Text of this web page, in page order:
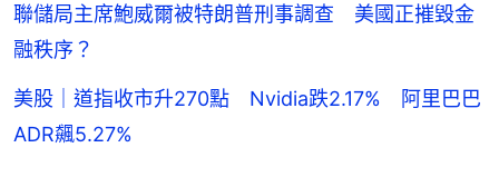
聯儲局主席鮑威爾被特朗普刑事調查 美國正摧毀金
融秩序？
美股｜道指收市升270點 Nvidia跌2.17% 阿里巴巴
ADR飆5.27%